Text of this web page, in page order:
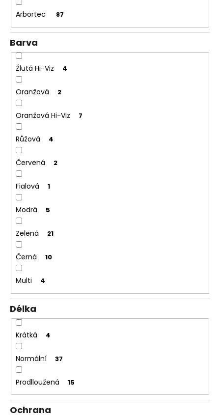
Arbortec 87
Barva
Žlutá Hi-Viz 4
Oranžová 2
Oranžová Hi-Viz 7
Růžová 4
Červená 2
Fialová 1
Modrá 5
Zelená 21
Černá 10
Multi 4
Délka
Krátká 4
Normální 37
Prodlloužená 15
Ochrana